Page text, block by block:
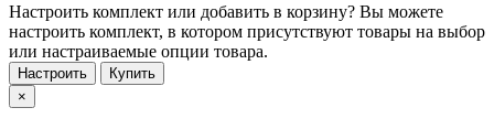
Настроить комплект или добавить в корзину? Вы можете
настроить комплект, в котором присутствуют товары на выбор
или настраиваемые опции товара.
Настроить
Купить
×